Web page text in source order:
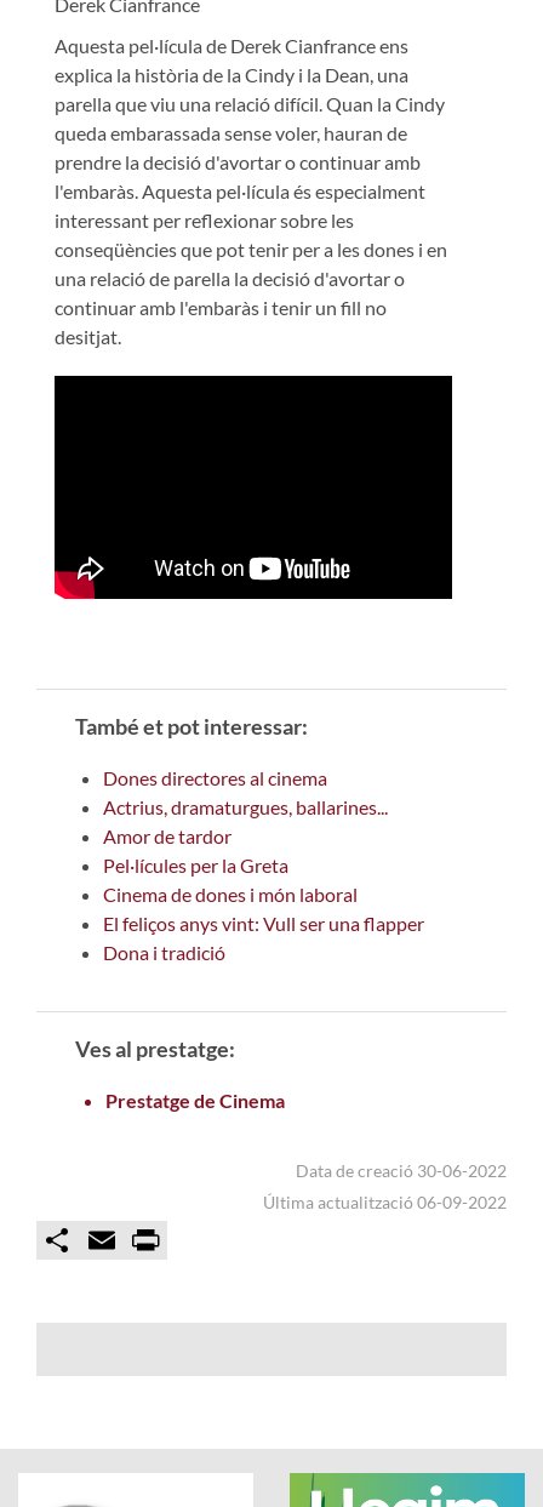
Aquesta pel·lícula de Derek Cianfrance ens
explica la història de la Cindy i la Dean, una
parella que viu una relació difícil. Quan la Cindy
queda embarassada sense voler, hauran de
prendre la decisió d'avortar o continuar amb
l'embaràs. Aquesta pel·lícula és especialment
interessant per reflexionar sobre les
conseqüències que pot tenir per a les dones i en
una relació de parella la decisió d'avortar o
continuar amb l'embaràs i tenir un fill no
desitjat.
També et pot interessar:
Dones directores al cinema
Actrius, dramaturgues, ballarines...
Amor de tardor
Pel·lícules per la Greta
Cinema de dones i món laboral
El feliços anys vint: Vull ser una flapper
Dona i tradició
Ves al prestatge:
Prestatge de Cinema
Data de creació 30-06-2022
Última actualització 06-09-2022
C
r
m